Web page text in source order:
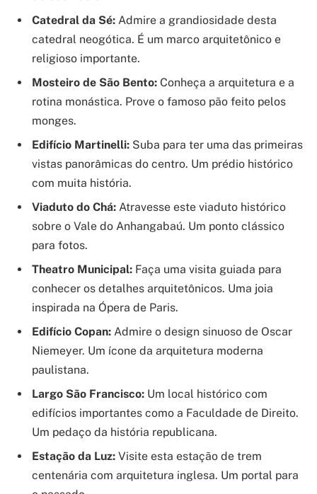
Catedral da Sé: Admire a grandiosidade desta
catedral neogótica. É um marco arquitetônico e
religioso importante.
Mosteiro de São Bento: Conheça a arquitetura e a
rotina monástica. Prove o famoso pão feito pelos
monges.
Edifício Martinelli: Suba para ter uma das primeiras
vistas panorâmicas do centro. Um prédio histórico
com muita história.
Viaduto do Chá: Atravesse este viaduto histórico
sobre o Vale do Anhangabaú. Um ponto clássico
para fotos.
Theatro Municipal: Faça uma visita guiada para
conhecer os detalhes arquitetônicos. Uma joia
inspirada na Ópera de Paris.
Edifício Copan: Admire o design sinuoso de Oscar
Niemeyer. Um ícone da arquitetura moderna
paulistana.
Largo São Francisco: Um local histórico com
edifícios importantes como a Faculdade de Direito.
Um pedaço da história republicana.
Estação da Luz: Visite esta estação de trem
centenária com arquitetura inglesa. Um portal para